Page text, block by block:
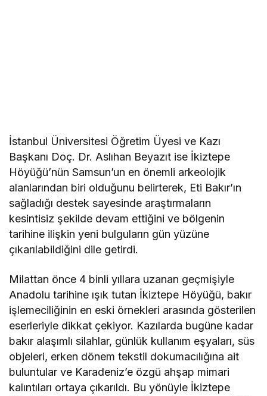
İstanbul Üniversitesi Öğretim Üyesi ve Kazı
Başkanı Doç. Dr. Aslıhan Beyazıt ise İkiztepe
Höyüğü’nün Samsun’un en önemli arkeolojik
alanlarından biri olduğunu belirterek, Eti Bakır’ın
sağladığı destek sayesinde araştırmaların
kesintisiz şekilde devam ettiğini ve bölgenin
tarihine ilişkin yeni bulguların gün yüzüne
çıkarılabildiğini dile getirdi.
Milattan önce 4 binli yıllara uzanan geçmişiyle
Anadolu tarihine ışık tutan İkiztepe Höyüğü, bakır
işlemeciliğinin en eski örnekleri arasında gösterilen
eserleriyle dikkat çekiyor. Kazılarda bugüne kadar
bakır alaşımlı silahlar, günlük kullanım eşyaları, süs
objeleri, erken dönem tekstil dokumacılığına ait
buluntular ve Karadeniz’e özgü ahşap mimari
kalıntıları ortaya çıkarıldı. Bu yönüyle İkiztepe